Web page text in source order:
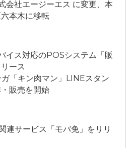
会社エージーエス に変更、本
本木に移転
イス対応のPOSシステム「販
ース
「キン肉マン」LINEスタン
販売を開始
連サービス「モバ免」をリリ